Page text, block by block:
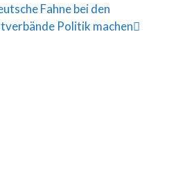
Fahne bei den
Politik machen